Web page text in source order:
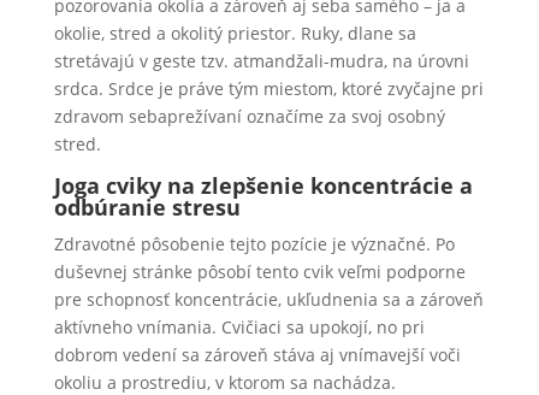
pozorovania okolia a zároveň aj seba samého – ja a
okolie, stred a okolitý priestor. Ruky, dlane sa
stretávajú v geste tzv. atmandžali-mudra, na úrovni
srdca. Srdce je práve tým miestom, ktoré zvyčajne pri
zdravom sebaprežívaní označíme za svoj osobný
stred.
Joga cviky na zlepšenie koncentrácie a
odbúranie stresu
Zdravotné pôsobenie tejto pozície je význačné. Po
duševnej stránke pôsobí tento cvik veľmi podporne
pre schopnosť koncentrácie, ukľudnenia sa a zároveň
aktívneho vnímania. Cvičiaci sa upokojí, no pri
dobrom vedení sa zároveň stáva aj vnímavejší voči
okoliu a prostrediu, v ktorom sa nachádza.